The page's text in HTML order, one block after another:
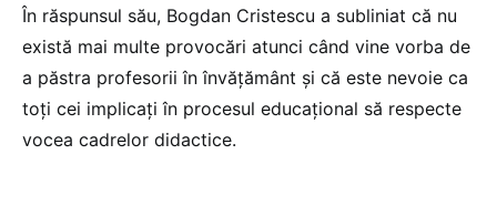
În răspunsul său, Bogdan Cristescu a subliniat că nu
există mai multe provocări atunci când vine vorba de
a păstra profesorii în învățământ și că este nevoie ca
toți cei implicați în procesul educațional să respecte
vocea cadrelor didactice.